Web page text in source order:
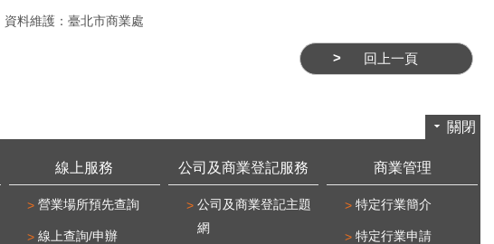
資料維護：臺北市商業處
回上一頁
關閉
線上服務
營業場所預先查詢
線上查詢/申辦
公司及商業登記服務
公司及商業登記主題
網
商業管理
特定行業簡介
特定行業申請